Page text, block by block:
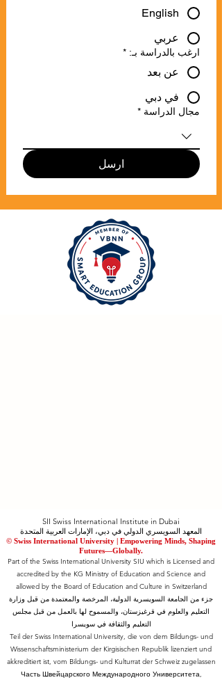
English
عربي
ارغب بالدراسة بـ: *
عن بعد
في دبي
مجال الدراسة *
ارسل
SII Swiss International Institute in Dubai
المعهد السويسري الدولي في دبي، الإمارات العربية المتحدة
© Swiss International University | ​Empowering Minds, Shaping
Futures—Globally.
Part of the Swiss International University SIU which is Licensed and
accredited by the KG Ministry of Education and Science and
allowed by the Board of Education and Culture in Switzerland
جزء من الجامعة السويسرية الدولية، المرخصة والمعتمدة من قبل وزارة
التعليم والعلوم في قرغيزستان، والمسموح لها بالعمل من قبل مجلس
التعليم والثقافة في سويسرا
Teil der Swiss International University, die von dem Bildungs- und
Wissenschaftsministerium der Kirgisischen Republik lizenziert und
akkreditiert ist, vom Bildungs- und Kulturrat der Schweiz zugelassen
Часть Швейцарского Международного Университета,